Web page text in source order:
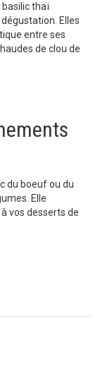
basilic thaï
Elles
entre ses
de clou de
du boeuf ou du
Elle
vos desserts de